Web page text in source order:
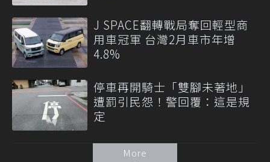
J SPACE翻轉戰局奪回輕型商
用車冠軍 台灣2月車市年增
4.8%
停車再開騎士「雙腳未著地」
遭罰引民怨！警回覆：這是規
定
More